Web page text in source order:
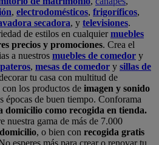
, electrodomésticos, frigoríficos,
secadora, y televisiones.
de estilos en cualquiermuebles
precios y promociones. Crea el
a nuestros muebles de comedor y
, mesas de comedor y sillas de
tu casa con multitud de
los productos de imagen y sonido
épocas de buen tiempo. Conforama
domicilio como recogida en tienda.
nuestra gama de más de 7.000
, o bien con recogida gratis
esperes más para crear o renovar tu